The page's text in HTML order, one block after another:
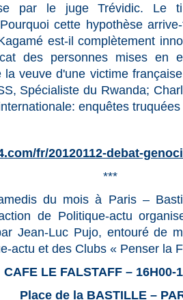
par le juge Trévidic. Le
cette hypothèse
est-il complètement
des personnes mises en
la veuve d'une victime
Spécialiste du Rwanda;
enquêtes
fr/20120112-debat-
***
du mois à Paris –
de Politique-actu
Jean-Luc Pujo, entouré de
actu et des Clubs « Penser la
CAFE LE FALSTAFF – 16H00-
Place de la BASTILLE –